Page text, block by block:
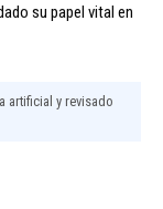
su papel vital en
artificial y revisado